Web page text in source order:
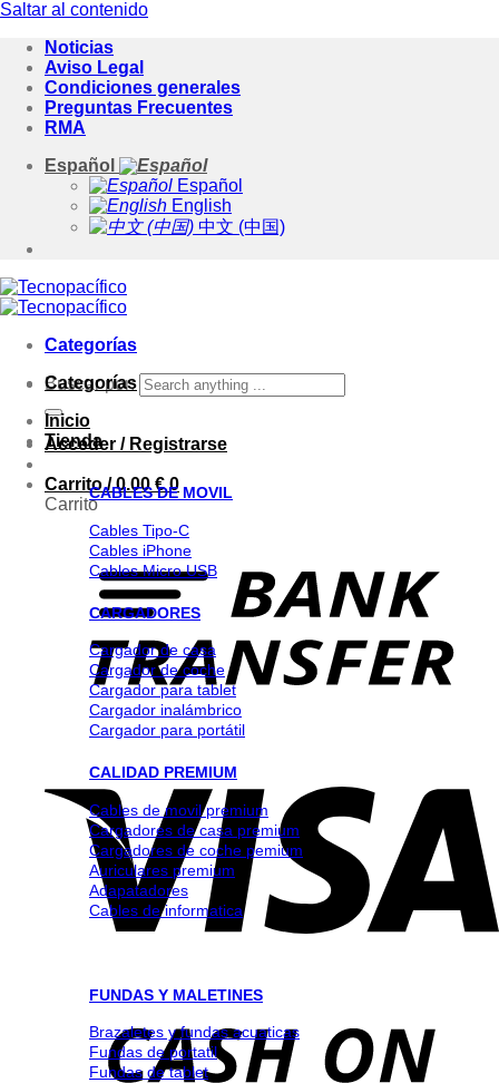
Saltar al contenido
Noticias
Aviso Legal
Condiciones generales
Preguntas Frecuentes
RMA
Español
Español
English
中文 (中国)
Categorías
Buscar por:
Acceder / Registrarse
Carrito /0.00€ 0
Carrito
Categorías
Inicio
Tienda
CABLES DE MOVIL
Cables Tipo-C
Cables iPhone
Cables Micro USB
CARGADORES
Cargador de casa
Cargador de coche
Cargador para tablet
Cargador inalámbrico
Cargador para portátil
CALIDAD PREMIUM
Cables de movil premium
Cargadores de casa premium
Cargadores de coche pemium
Auriculares premium
Adapatadores
Cables de informatica
FUNDAS Y MALETINES
Brazaletes y fundas acuaticas
Fundas de portatil
Fundas de tablet